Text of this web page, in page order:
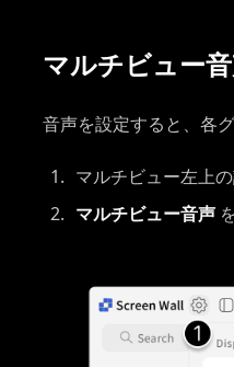
マルチビュー
音声を設定すると、各
マルチビュー左上
マルチビュー音声